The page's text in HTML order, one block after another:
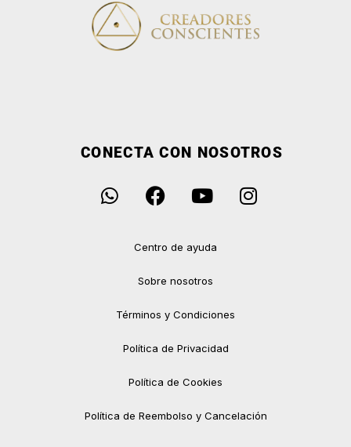
CONECTA CON NOSOTROS
Centro de ayuda
Sobre nosotros
Términos y Condiciones
Política de Privacidad
Política de Cookies
Política de Reembolso y Cancelación